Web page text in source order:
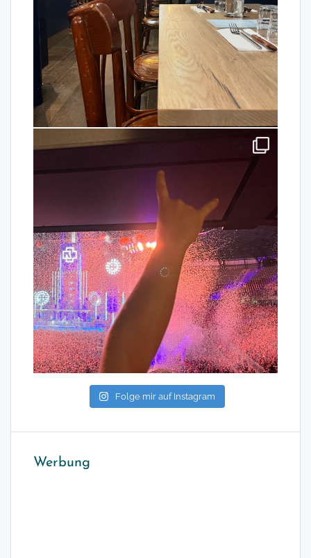
Folge mir auf Instagram
Werbung